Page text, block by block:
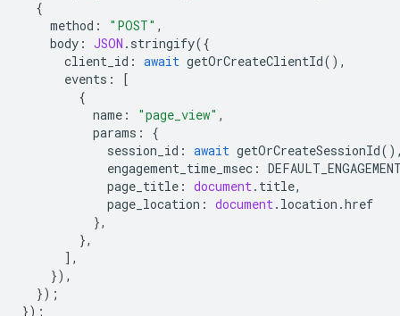
{
method : "POST" ,
body : JSON . stringify({
client_id : await getOrCreateClientId(),
events :
[
{
name : "page_view" ,
params :
{
session_id : await getOrCreateSessionId
engagement_time_msec :
page_title : document. title,
page_location : document. location .href
},
},
],
}),
});
});